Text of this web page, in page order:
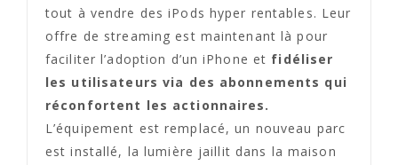
tout à vendre des iPods hyper rentables. Leur
offre de streaming est maintenant là pour
faciliter l’adoption d’un iPhone et fidéliser
les utilisateurs via des abonnements qui
réconfortent les actionnaires.
L’équipement est remplacé, un nouveau parc
est installé, la lumière jaillit dans la maison